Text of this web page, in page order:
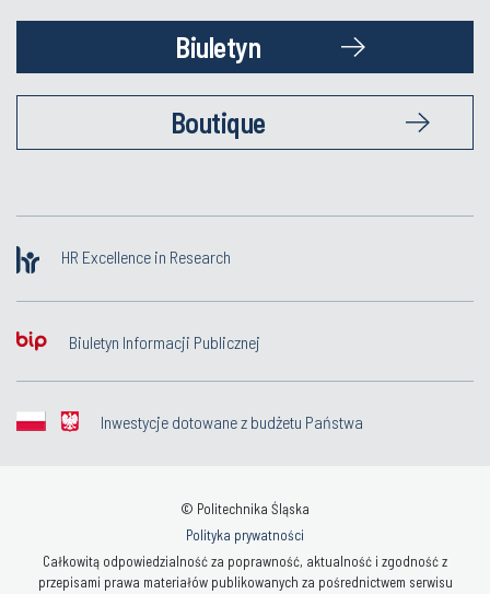
Biuletyn
Boutique
HR Excellence in Research
Biuletyn Informacji Publicznej
Inwestycje dotowane z budżetu Państwa
© Politechnika Śląska
Polityka prywatności
Całkowitą odpowiedzialność za poprawność, aktualność i zgodność z
przepisami prawa materiałów publikowanych za pośrednictwem serwisu